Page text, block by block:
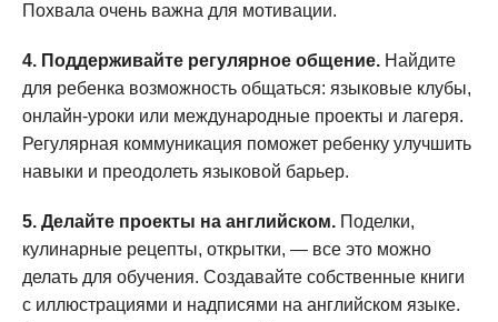
Похвала очень важна для мотивации.
4. Поддерживайте регулярное общение. Найдите
для ребенка возможность общаться: языковые клубы,
онлайн-уроки или международные проекты и лагеря.
Регулярная коммуникация поможет ребенку улучшить
навыки и преодолеть языковой барьер.
5. Делайте проекты на английском. Поделки,
кулинарные рецепты, открытки, — все это можно
делать для обучения. Создавайте собственные книги
с иллюстрациями и надписями на английском языке.